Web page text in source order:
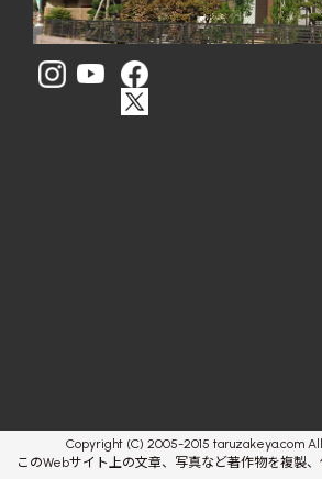
Copyright (C) 2005-2015 taruzakeya.com
このWebサイト上の文章、写真など著作物を複製、